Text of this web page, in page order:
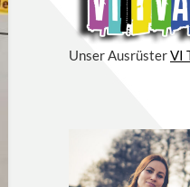
Unser AusrüsterVI